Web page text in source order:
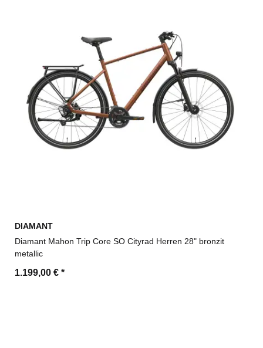
DIAMANT
Diamant Mahon Trip Core SO Cityrad Herren 28" bronzit
metallic
1.199,00 € *